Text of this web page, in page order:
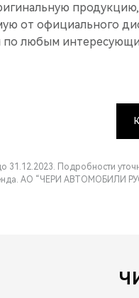
продукцию,
от официального
любым
31.12.2023. Подробности
АО “ЧЕРИ АВТОМОБИЛИ РУС”